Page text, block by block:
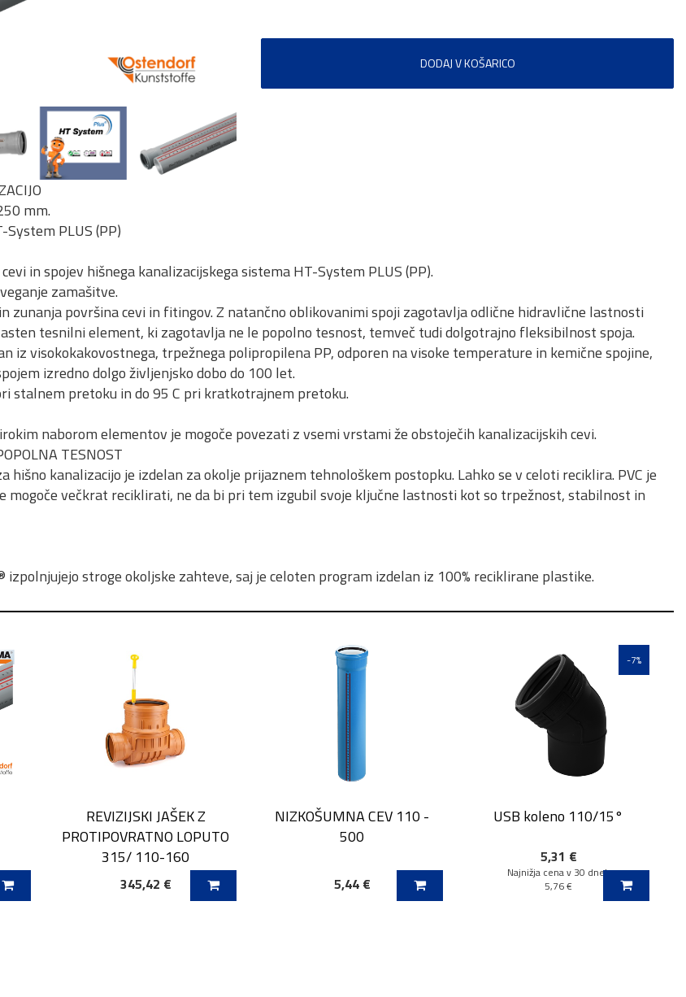
DODAJ V KOŠARICO
mm.
System PLUS (PP)
in spojev hišnega kanalizacijskega sistema HT-System PLUS (PP).
zamašitve.
zunanja površina cevi in fitingov. Z natančno oblikovanimi spoji zagotavlja odlične hidravlične lastnosti
tesnilni element, ki zagotavlja ne le popolno tesnost, temveč tudi dolgotrajno fleksibilnost spoja.
iz visokokakovostnega, trpežnega polipropilena PP, odporen na visoke temperature in kemične spojine,
izredno dolgo življenjsko dobo do 100 let.
stalnem pretoku in do 95 C pri kratkotrajnem pretoku.
naborom elementov je mogoče povezati z vsemi vrstami že obstoječih kanalizacijskih cevi.
TESNOST
hišno kanalizacijo je izdelan za okolje prijaznem tehnološkem postopku. Lahko se v celoti reciklira. PVC je
mogoče večkrat reciklirati, ne da bi pri tem izgubil svoje ključne lastnosti kot so trpežnost, stabilnost in
izpolnjujejo stroge okoljske zahteve, saj je celoten program izdelan iz 100% reciklirane plastike.
REVIZIJSKI JAŠEK Z
PROTIPOVRATNO LOPUTO
315/ 110-160
345,42 €
DODAJ V KOŠARICO
NIZKOŠUMNA CEV 110 -
500
5,44 €
DODAJ V KOŠARICO
-7%
USB koleno 110/15°
5,31 €
Najnižja cena v 30 dneh
5,76 €
DODAJ V KOŠARICO